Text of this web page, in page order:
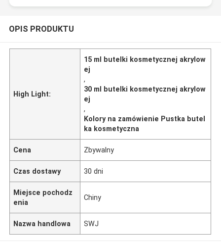
OPIS PRODUKTU
High Light:
15 ml butelki kosmetycznej akrylow
ej
,
30 ml butelki kosmetycznej akrylow
ej
,
Kolory na zamówienie Pustka butel
ka kosmetyczna
Cena Zbywalny
Czas dostawy 30 dni
Miejsce pochodz
enia
Chiny
Nazwa handlowa SWJ